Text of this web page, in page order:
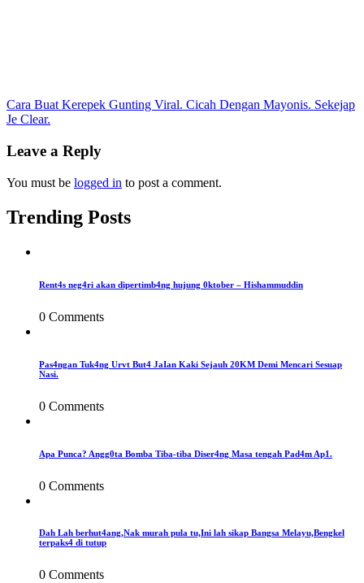
Post
navigation
Cara Buat Kerepek Gunting Viral. Cicah Dengan Mayonis. Sekejap
Je Clear.
Leave a Reply
You must be logged in to post a comment.
Trending Posts
Rent4s neg4ri akan dipertimb4ng hujung 0ktober – Hishammuddin
0 Comments
Pas4ngan Tuk4ng Urvt But4 JaIan Kaki Sejauh 20KM Demi Mencari Sesuap
Nasi.
0 Comments
Apa Punca? Angg0ta Bomba Tiba-tiba Diser4ng Masa tengah Pad4m Ap1.
0 Comments
Dah Lah berhut4ang,Nak murah pula tu,Ini lah sikap Bangsa Melayu,Bengkel
terpaks4 di tutup
0 Comments